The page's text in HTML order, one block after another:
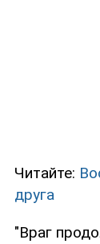
Читайте:
друга
"Враг